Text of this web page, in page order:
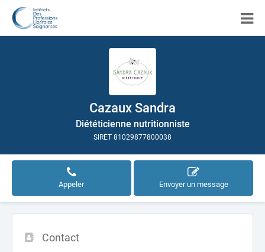
Cazaux Sandra
Diététicienne nutritionniste
SIRET 81029877800038
Appeler Envoyer un message
Contact